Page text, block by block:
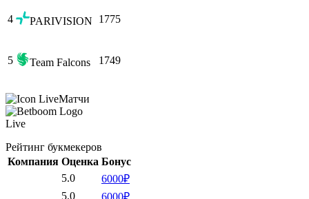
4 PARIVISION 1775
5 Team Falcons 1749
Матчи
Live
Рейтинг букмекеров
Компания Оценка Бонус
5.0
6000₽
5.0